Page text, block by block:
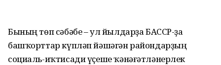
Бының төп сәбәбе – ул йылдарҙа БАССР-ҙа
башҡорттар күпләп йәшәгән райондарҙың
социаль-иҡтисади үҫеше ҡәнәғәтләнерлек